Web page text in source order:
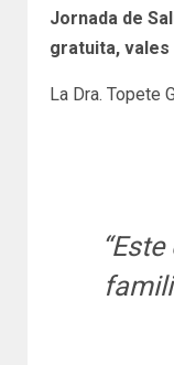
Jornada de
gratuita,
La Dra. Topete